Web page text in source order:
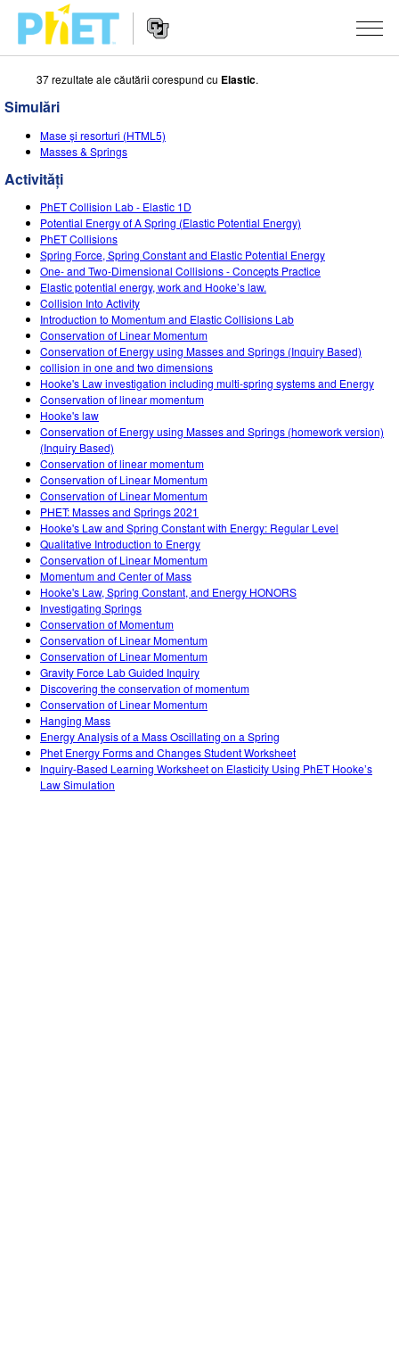
Căutați
site-
ul
PhET
principală
website-
ului
SIMULĂRI
Fizică
Matematică și Statistică
Chimie
Științele Pământului și ale Spațiului
Biologie
Simulări traduse
Customizable Sims
About Studio
Customizable Sims
Start a Free Trial
Purchase a License
DESPRE PREDARE
Activități
Contribuiți cu o activitate
Ghid privind contribuția la activități
Workshopuri virtuale
Professional Learning with PhET
Teaching with PhET
CERCETARE
INIȚIATIVE
Design incluziv
PhET Global
Data Fluency
DEIA în Educația STEM
SceneryStack OSE
Impact Report
AUTENTIFICARE / ÎNREGISTRARE
AUTENTIFICARE / ÎNREGISTRARE
37 rezultate ale căutării corespund cu Elastic.
Simulări
Mase și resorturi (HTML5)
Masses & Springs
Activități
PhET Collision Lab - Elastic 1D
Potential Energy of A Spring (Elastic Potential Energy)
PhET Collisions
Spring Force, Spring Constant and Elastic Potential Energy
One- and Two-Dimensional Collisions - Concepts Practice
Elastic potential energy, work and Hooke’s law.
Collision Into Activity
Introduction to Momentum and Elastic Collisions Lab
Conservation of Linear Momentum
Conservation of Energy using Masses and Springs (Inquiry Based)
collision in one and two dimensions
Hooke's Law investigation including multi-spring systems and Energy
Conservation of linear momentum
Hooke's law
Conservation of Energy using Masses and Springs (homework version)
(Inquiry Based)
Conservation of linear momentum
Conservation of Linear Momentum
Conservation of Linear Momentum
PHET: Masses and Springs 2021
Hooke's Law and Spring Constant with Energy: Regular Level
Qualitative Introduction to Energy
Conservation of Linear Momentum
Momentum and Center of Mass
Hooke's Law, Spring Constant, and Energy HONORS
Investigating Springs
Conservation of Momentum
Conservation of Linear Momentum
Conservation of Linear Momentum
Gravity Force Lab Guided Inquiry
Discovering the conservation of momentum
Conservation of Linear Momentum
Hanging Mass
Energy Analysis of a Mass Oscillating on a Spring
Phet Energy Forms and Changes Student Worksheet
Inquiry-Based Learning Worksheet on Elasticity Using PhET Hooke’s
Law Simulation